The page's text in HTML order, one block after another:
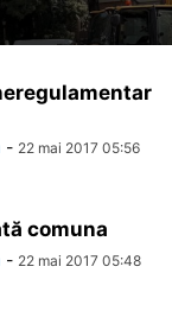
- 22 mai 2017 05:56
comuna
- 22 mai 2017 05:48